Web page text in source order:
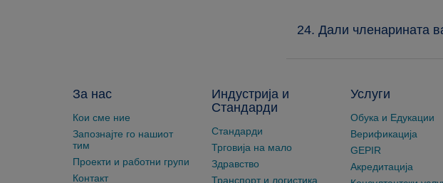
24. Дали членарината
За нас
Кои сме ние
Запознајте го нашиот
тим
Проекти и работни групи
Контакт
Индустрија и
Стандарди
Стандарди
Трговија на мало
Здравство
Транспорт и логистика
Услуги
Обука и Едукации
Верификација
GEPIR
Акредитација